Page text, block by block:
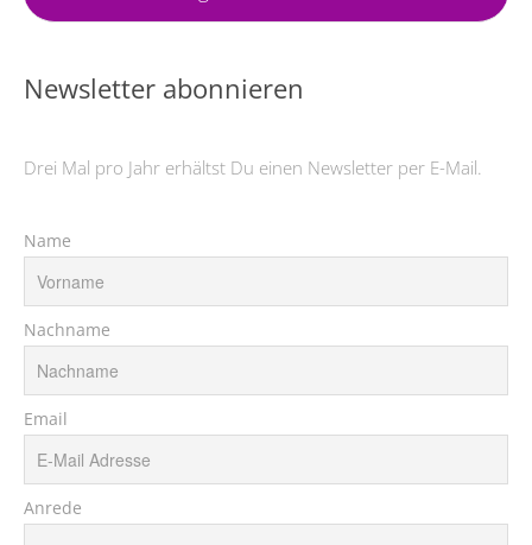
Newsletter abonnieren
Drei Mal pro Jahr erhältst Du einen Newsletter per E-Mail.
Name
Nachname
Email
Anrede